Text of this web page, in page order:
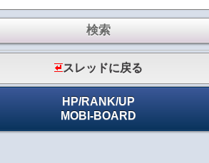
スレッドに戻る
HP/RANK/UP
MOBI-BOARD